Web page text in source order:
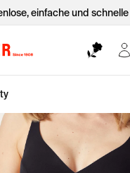
einfache und